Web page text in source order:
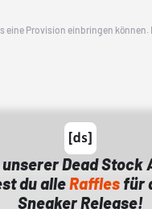
eine Provision einbringen
unserer Dead Stock
du alleRaffles für
Sneaker Release!